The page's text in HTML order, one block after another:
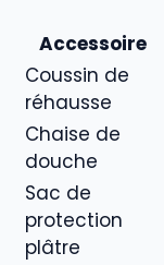
Accessoire
Coussin de
réhausse
Chaise de
douche
Sac de
protection
plâtre